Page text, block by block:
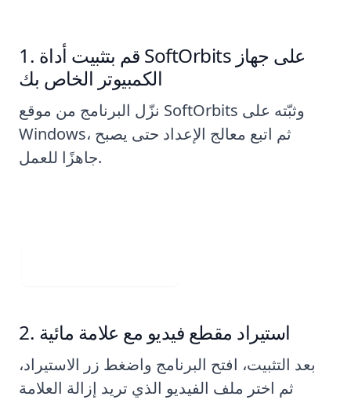
قم بتثبيت أداة SoftOrbits على جهاز
الكمبيوتر الخاص بك
نزّل البرنامج من موقع SoftOrbits وثبّته على
Windows، ثم اتبع معالج الإعداد حتى يصبح
جاهزًا للعمل.
استيراد مقطع فيديو مع علامة مائية
بعد التثبيت، افتح البرنامج واضغط زر الاستيراد،
ثم اختر ملف الفيديو الذي تريد إزالة العلامة